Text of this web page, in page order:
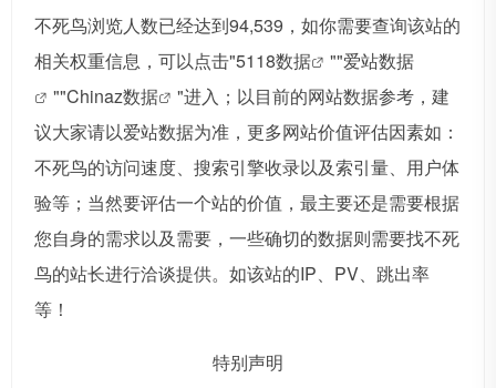
不死鸟浏览人数已经达到94,539，如你需要查询该站的
相关权重信息，可以点击"5118数据 ""爱站数据
""Chinaz数据
"进入；以目前的网站数据参考，建
议大家请以爱站数据为准，更多网站价值评估因素如：
不死鸟的访问速度、搜索引擎收录以及索引量、用户体
验等；当然要评估一个站的价值，最主要还是需要根据
您自身的需求以及需要，一些确切的数据则需要找不死
鸟的站长进行洽谈提供。如该站的IP、PV、跳出率
等！
特别声明